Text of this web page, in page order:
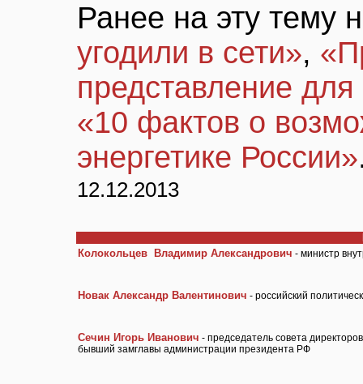
Ранее на эту тему
угодили в сети»,
представление для
«10 фактов о
энергетике России»
12.12.2013
Колокольцев Владимир Александрович - министр
Новак Александр Валентинович - российский
Сечин Игорь Иванович - председатель совета
бывший замглавы администрации президента РФ